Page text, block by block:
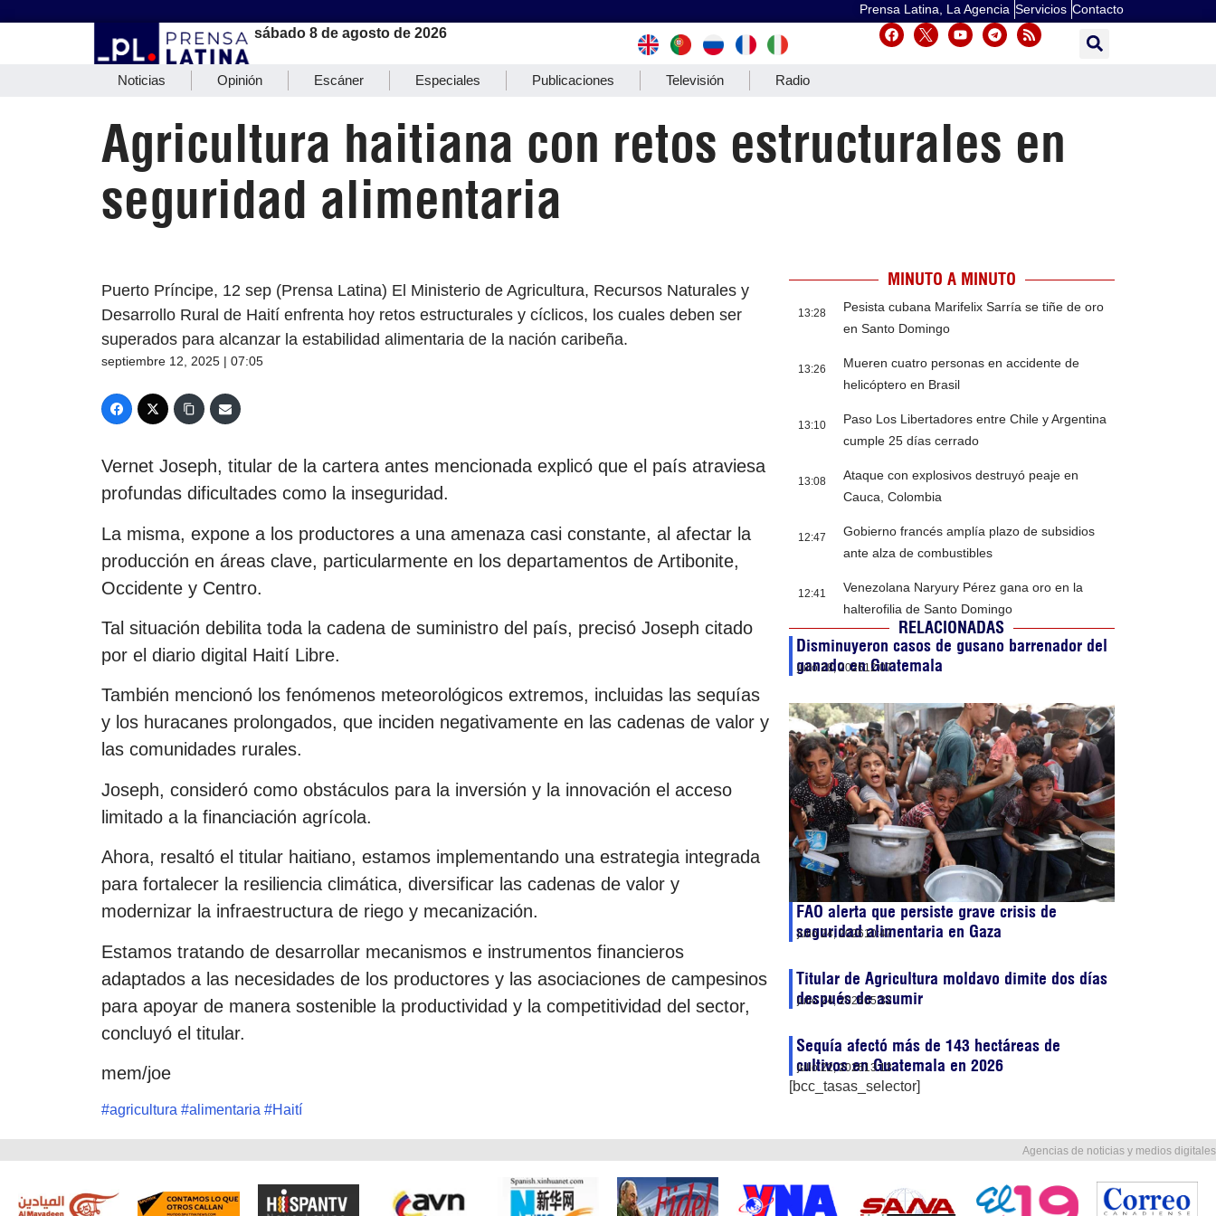
Prensa Latina, La Agencia Servicios Contacto
sábado 8 de agosto de 2026
Noticias Opinión Escáner Especiales Publicaciones Televisión Radio
Agricultura haitiana con retos estructurales en
seguridad alimentaria
Puerto Príncipe, 12 sep (Prensa Latina) El Ministerio de Agricultura, Recursos Naturales y
Desarrollo Rural de Haití enfrenta hoy retos estructurales y cíclicos, los cuales deben ser
superados para alcanzar la estabilidad alimentaria de la nación caribeña.
septiembre 12, 2025 | 07:05
Vernet Joseph, titular de la cartera antes mencionada explicó que el país atraviesa
profundas dificultades como la inseguridad.
La misma, expone a los productores a una amenaza casi constante, al afectar la
producción en áreas clave, particularmente en los departamentos de Artibonite,
Occidente y Centro.
Tal situación debilita toda la cadena de suministro del país, precisó Joseph citado
por el diario digital Haití Libre.
También mencionó los fenómenos meteorológicos extremos, incluidas las sequías
y los huracanes prolongados, que inciden negativamente en las cadenas de valor y
las comunidades rurales.
Joseph, consideró como obstáculos para la inversión y la innovación el acceso
limitado a la financiación agrícola.
Ahora, resaltó el titular haitiano, estamos implementando una estrategia integrada
para fortalecer la resiliencia climática, diversificar las cadenas de valor y
modernizar la infraestructura de riego y mecanización.
Estamos tratando de desarrollar mecanismos e instrumentos financieros
adaptados a las necesidades de los productores y las asociaciones de campesinos
para apoyar de manera sostenible la productividad y la competitividad del sector,
concluyó el titular.
mem/joe
#agricultura #alimentaria #Haití
MINUTO A MINUTO
13:28
Pesista cubana Marifelix Sarría se tiñe de oro
en Santo Domingo
13:26
Mueren cuatro personas en accidente de
helicóptero en Brasil
13:10
Paso Los Libertadores entre Chile y Argentina
cumple 25 días cerrado
13:08
Ataque con explosivos destruyó peaje en
Cauca, Colombia
12:47
Gobierno francés amplía plazo de subsidios
ante alza de combustibles
12:41
Venezolana Naryury Pérez gana oro en la
halterofilia de Santo Domingo
RELACIONADAS
Disminuyeron casos de gusano barrenador del
ganado en Guatemala
julio 28, 202612:07
FAO alerta que persiste grave crisis de
seguridad alimentaria en Gaza
julio 24, 202610:47
Titular de Agricultura moldavo dimite dos días
después de asumir
julio 24, 202605:32
Sequía afectó más de 143 hectáreas de
cultivos en Guatemala en 2026
julio 22, 202613:13
[bcc_tasas_selector]
Agencias de noticias y medios digitales